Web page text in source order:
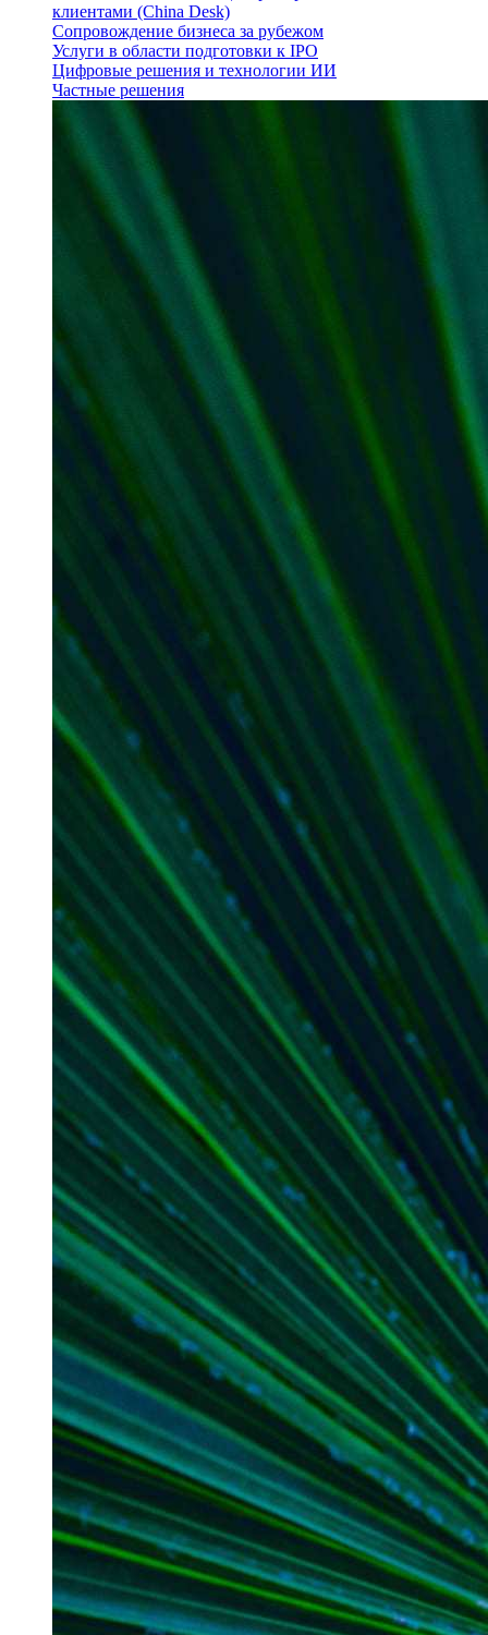
клиентами (China Desk)
Сопровождение бизнеса за рубежом
Услуги в области подготовки к IPO
Цифровые решения и технологии ИИ
Частные решения